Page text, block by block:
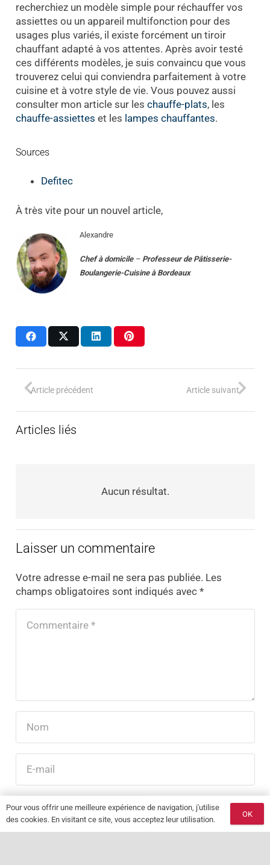
recherchiez un modèle simple pour réchauffer vos
assiettes ou un appareil multifonction pour des
usages plus variés, il existe forcément un tiroir
chauffant adapté à vos attentes. Après avoir testé
ces différents modèles, je suis convaincu que vous
trouverez celui qui conviendra parfaitement à votre
cuisine et à votre style de vie. Vous pouvez aussi
consulter mon article sur les chauffe-plats, les
chauffe-assiettes et les lampes chauffantes.
Sources
Defitec
À très vite pour un nouvel article,
Alexandre
Chef à domicile– Professeur de Pâtisserie-
Boulangerie-Cuisine à Bordeaux
Article précédent Article suivant
Articles liés
Aucun résultat.
Laisser un commentaire
Votre adresse e-mail ne sera pas publiée. Les
champs obligatoires sont indiqués avec *
LAISSER UN COMMENTAIRE
Pour vous offrir une meilleure expérience de navigation, j'utilise
des cookies. En visitant ce site, vous acceptez leur utilisation.
OK